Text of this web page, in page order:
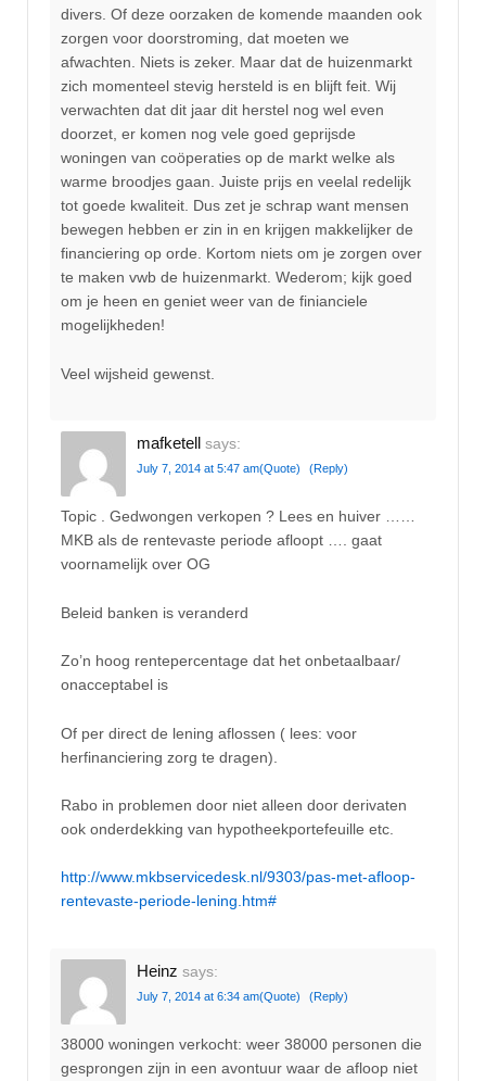
divers. Of deze oorzaken de komende maanden ook
zorgen voor doorstroming, dat moeten we
afwachten. Niets is zeker. Maar dat de huizenmarkt
zich momenteel stevig hersteld is en blijft feit. Wij
verwachten dat dit jaar dit herstel nog wel even
doorzet, er komen nog vele goed geprijsde
woningen van coöperaties op de markt welke als
warme broodjes gaan. Juiste prijs en veelal redelijk
tot goede kwaliteit. Dus zet je schrap want mensen
bewegen hebben er zin in en krijgen makkelijker de
financiering op orde. Kortom niets om je zorgen over
te maken vwb de huizenmarkt. Wederom; kijk goed
om je heen en geniet weer van de finianciele
mogelijkheden!
Veel wijsheid gewenst.
mafketell says:
July 7, 2014 at 5:47 am(Quote) (Reply)
Topic . Gedwongen verkopen ? Lees en huiver ……
MKB als de rentevaste periode afloopt …. gaat
voornamelijk over OG
Beleid banken is veranderd
Zo’n hoog rentepercentage dat het onbetaalbaar/
onacceptabel is
Of per direct de lening aflossen ( lees: voor
herfinanciering zorg te dragen).
Rabo in problemen door niet alleen door derivaten
ook onderdekking van hypotheekportefeuille etc.
http://www.mkbservicedesk.nl/9303/pas-met-afloop-
rentevaste-periode-lening.htm#
Heinz says:
July 7, 2014 at 6:34 am(Quote) (Reply)
38000 woningen verkocht: weer 38000 personen die
gesprongen zijn in een avontuur waar de afloop niet